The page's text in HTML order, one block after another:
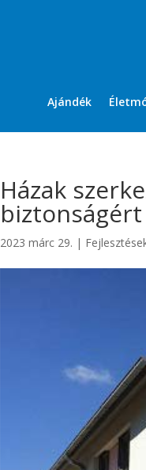
Ajándék
Házak
biztonságért
2023 márc 29. |